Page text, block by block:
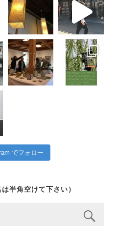
でフォロー
半角空けて下さい）